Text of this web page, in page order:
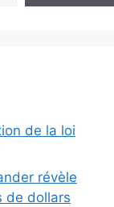
de la loi
révèle
de dollars